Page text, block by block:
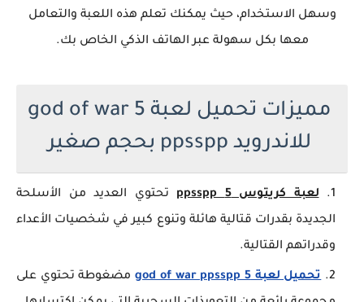
وسهل الاستخدام، حيث يمكنك تعلم هذه اللعبة والتعامل
معها بكل سهولة عبر الهاتف الذكي الخاص بك.
مميزات تحميل لعبة god of war 5
للاندرويد ppsspp بحجم صغير
لعبة كريتوس 5 ppsspp
تحتوي العديد من الأسلحة
الجديدة بقدرات قتالية هائلة وتنوع كبير في شخصيات الأعداء
وقدراتهم القتالية.
تحميل لعبة god of war ppsspp 5
مضغوطة تحتوي على